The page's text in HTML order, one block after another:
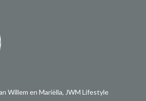
Willem en Mariëlla, JWM Lifestyle